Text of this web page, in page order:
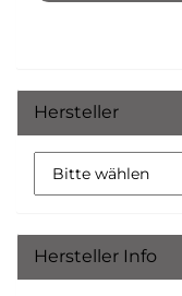
Hersteller
Hersteller Info